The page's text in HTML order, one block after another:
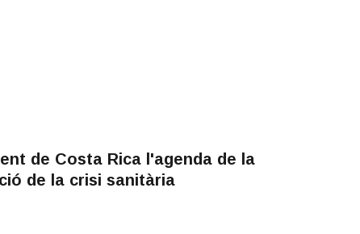
de Costa Rica l'agenda de la
de la crisi sanitària